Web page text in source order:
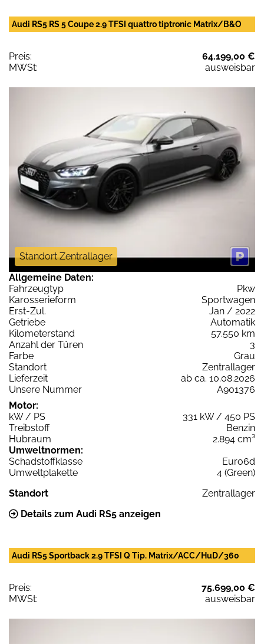
Audi RS5 RS 5 Coupe 2.9 TFSI quattro tiptronic Matrix/B&O
Preis:
64.199,00 €
MWSt:
ausweisbar
Standort Zentrallager
Allgemeine Daten:
Fahrzeugtyp
Pkw
Karosserieform
Sportwagen
Erst-Zul.
Jan / 2022
Getriebe
Automatik
Kilometerstand
57.550 km
Anzahl der Türen
3
Farbe
Grau
Standort
Zentrallager
Lieferzeit
ab ca. 10.08.2026
Unsere Nummer
A901376
Motor:
kW / PS
331 kW / 450 PS
Treibstoff
Benzin
Hubraum
2.894 cm³
Umweltnormen:
Schadstoffklasse
Euro6d
Umweltplakette
4 (Green)
Standort
Zentrallager
Details zum Audi RS5 anzeigen
Audi RS5 Sportback 2.9 TFSI Q Tip. Matrix/ACC/HuD/360
Preis:
75.699,00 €
MWSt:
ausweisbar